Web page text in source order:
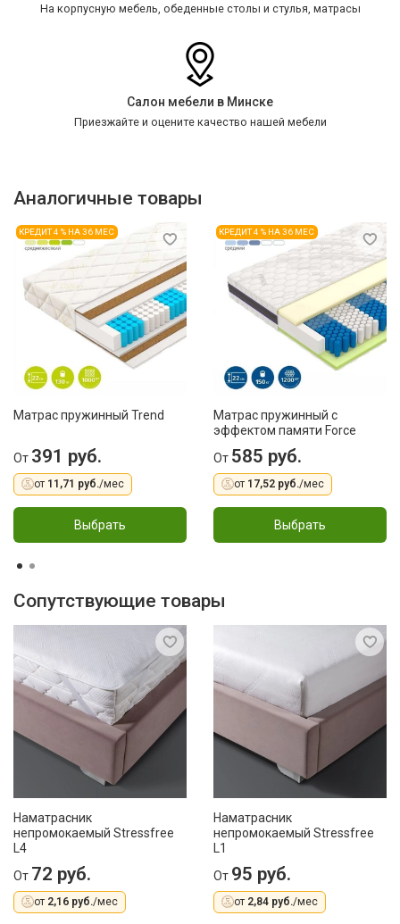
На корпусную мебель, обеденные столы и стулья, матрасы
Салон мебели в Минске
Приезжайте и оцените качество нашей мебели
Аналогичные товары
КРЕДИТ 4 % НА 36 МЕС
Матрас пружинный Trend
От 391 руб.
от 11,71 руб./мес
Выбрать
КРЕДИТ 4 % НА 36 МЕС
Матрас пружинный с
эффектом памяти Force
От 585 руб.
от 17,52 руб./мес
Выбрать
Сопутствующие товары
Наматрасник
непромокаемый Stressfree
L4
От 72 руб.
от 2,16 руб./мес
Наматрасник
непромокаемый Stressfree
L1
От 95 руб.
от 2,84 руб./мес